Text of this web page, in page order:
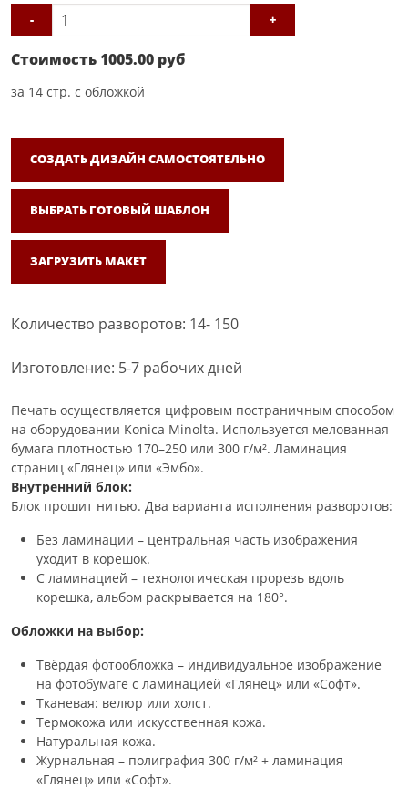
- +
Стоимость1005.00 руб
за 14 стр. с обложкой
СОЗДАТЬ ДИЗАЙН САМОСТОЯТЕЛЬНО
ВЫБРАТЬ ГОТОВЫЙ ШАБЛОН
ЗАГРУЗИТЬ МАКЕТ
Количество разворотов: 14- 150
Изготовление: 5-7 рабочих дней
Печать осуществляется цифровым постраничным способом
на оборудовании Konica Minolta. Используется мелованная
бумага плотностью 170–250 или 300 г/м². Ламинация
страниц «Глянец» или «Эмбо».
Внутренний блок:
Блок прошит нитью. Два варианта исполнения разворотов:
Без ламинации – центральная часть изображения
уходит в корешок.
С ламинацией – технологическая прорезь вдоль
корешка, альбом раскрывается на 180°.
Обложки на выбор:
Твёрдая фотообложка – индивидуальное изображение
на фотобумаге с ламинацией «Глянец» или «Софт».
Тканевая: велюр или холст.
Термокожа или искусственная кожа.
Натуральная кожа.
Журнальная – полиграфия 300 г/м² + ламинация
«Глянец» или «Софт».